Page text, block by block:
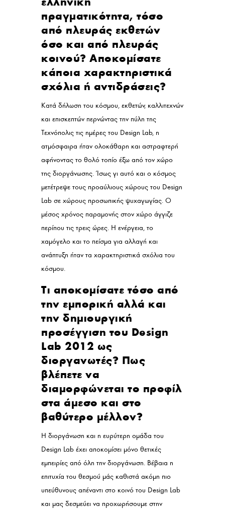
πραγματικότητα, τόσο
από πλευράς εκθετών
όσο και από πλευράς
κοινού? Αποκομίσατε
κάποια χαρακτηριστικά
σχόλια ή αντιδράσεις?
Κατά δήλωση του κόσμου, εκθετών, καλλιτεχνών
και επισκεπτών περνώντας την πύλη της
Τεχνόπολις τις ημέρες του Design Lab, η
ατμόσφαιρα ήταν ολοκάθαρη και αστραφτερή
αφήνοντας το θολό τοπίο έξω από τον χώρο
της διοργάνωσης. Ίσως γι αυτό και ο κόσμος
μετέτρεψε τους προαύλιους χώρους του Design
Lab σε χώρους προσωπικής ψυχαγωγίας. Ο
μέσος χρόνος παραμονής στον χώρο άγγιζε
περίπου τις τρεις ώρες. Η ενέργεια, το
χαμόγελο και το πείσμα για αλλαγή και
ανάπτυξη ήταν τα χαρακτηριστικά σχόλια του
κόσμου.
Τι αποκομίσατε τόσο από
την εμπορική αλλά και
την δημιουργική
προσέγγιση του Design
Lab 2012 ως
διοργανωτές? Πως
βλέπετε να
διαμορφώνεται το προφίλ
στα άμεσο και στο
βαθύτερο μέλλον?
Η διοργάνωση και η ευρύτερη ομάδα του
Design Lab έχει αποκομίσει μόνο θετικές
εμπειρίες από όλη την διοργάνωση. Βέβαια η
επιτυχία του θεσμού μάς καθιστά ακόμη πιο
υπεύθυνους απέναντι στο κοινό του Design Lab
και μας δεσμεύει να προχωρήσουμε στην